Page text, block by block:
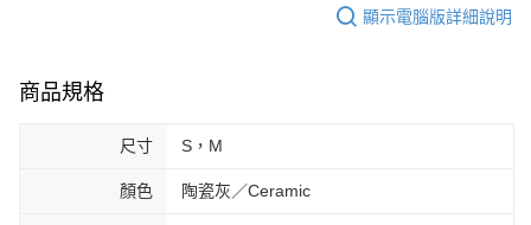
顯示電腦版詳細說明
商品規格
尺寸 S，M
顏色 陶瓷灰／Ceramic